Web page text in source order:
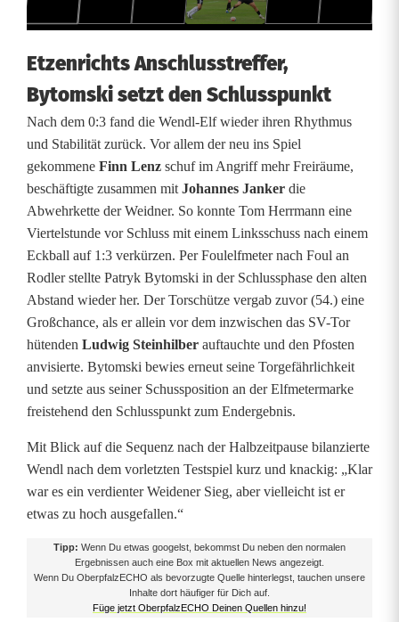
z
e
n
r
i
c
h
t
Etzenrichts Anschlusstreffer,
Bytomski setzt den Schlusspunkt
Nach dem 0:3 fand die Wendl-Elf wieder ihren Rhythmus
und Stabilität zurück. Vor allem der neu ins Spiel
gekommene Finn Lenz schuf im Angriff mehr Freiräume,
beschäftigte zusammen mit Johannes Janker die
Abwehrkette der Weidner. So konnte Tom Herrmann eine
Viertelstunde vor Schluss mit einem Linksschuss nach einem
Eckball auf 1:3 verkürzen. Per Foulelfmeter nach Foul an
Rodler stellte Patryk Bytomski in der Schlussphase den alten
Abstand wieder her. Der Torschütze vergab zuvor (54.) eine
Großchance, als er allein vor dem inzwischen das SV-Tor
hütenden Ludwig Steinhilber auftauchte und den Pfosten
anvisierte. Bytomski bewies erneut seine Torgefährlichkeit
und setzte aus seiner Schussposition an der Elfmetermarke
freistehend den Schlusspunkt zum Endergebnis.
Mit Blick auf die Sequenz nach der Halbzeitpause bilanzierte
Wendl nach dem vorletzten Testspiel kurz und knackig: „Klar
war es ein verdienter Weidener Sieg, aber vielleicht ist er
etwas zu hoch ausgefallen.“
Tipp: Wenn Du etwas googelst, bekommst Du neben den normalen
Ergebnissen auch eine Box mit aktuellen News angezeigt.
Wenn Du OberpfalzECHO als bevorzugte Quelle hinterlegst, tauchen unsere
Inhalte dort häufiger für Dich auf.
Füge jetzt OberpfalzECHO Deinen Quellen hinzu!